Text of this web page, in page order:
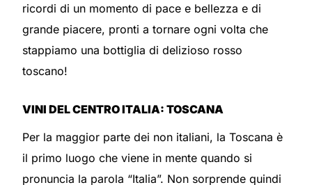
ricordi di un momento di pace e bellezza e di
grande piacere, pronti a tornare ogni volta che
stappiamo una bottiglia di delizioso rosso
toscano!
VINI DEL CENTRO ITALIA: TOSCANA
Per la maggior parte dei non italiani, la Toscana è
il primo luogo che viene in mente quando si
pronuncia la parola “Italia”. Non sorprende quindi